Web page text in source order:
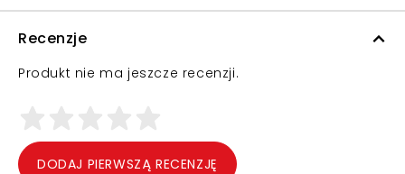
Recenzje
Produkt nie ma jeszcze recenzji.
DODAJ PIERWSZĄ RECENZJĘ